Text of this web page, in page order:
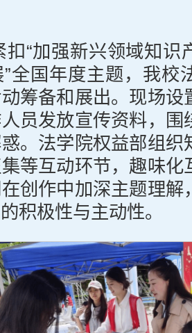
扣“加强新兴领域知识
全国年度主题，我校
筹备和展出。现场设
员发放宣传资料，围
。法学院权益部组织
等互动环节，趣味化
创作中加深主题理解
积极性与主动性。